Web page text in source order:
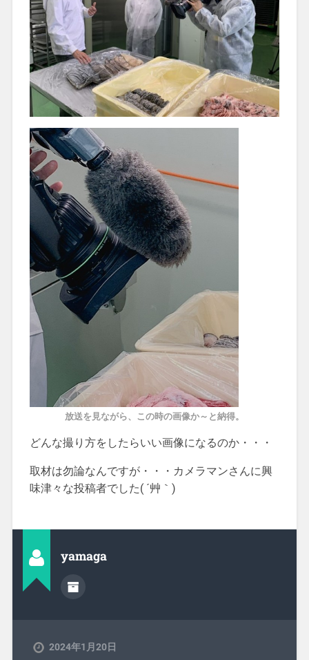
放送を見ながら、この時の画像か～と納得。
どんな撮り方をしたらいい画像になるのか・・・
取材は勿論なんですが・・・カメラマンさんに興
味津々な投稿者でした( ´艸｀)
yamaga
2024年1月20日